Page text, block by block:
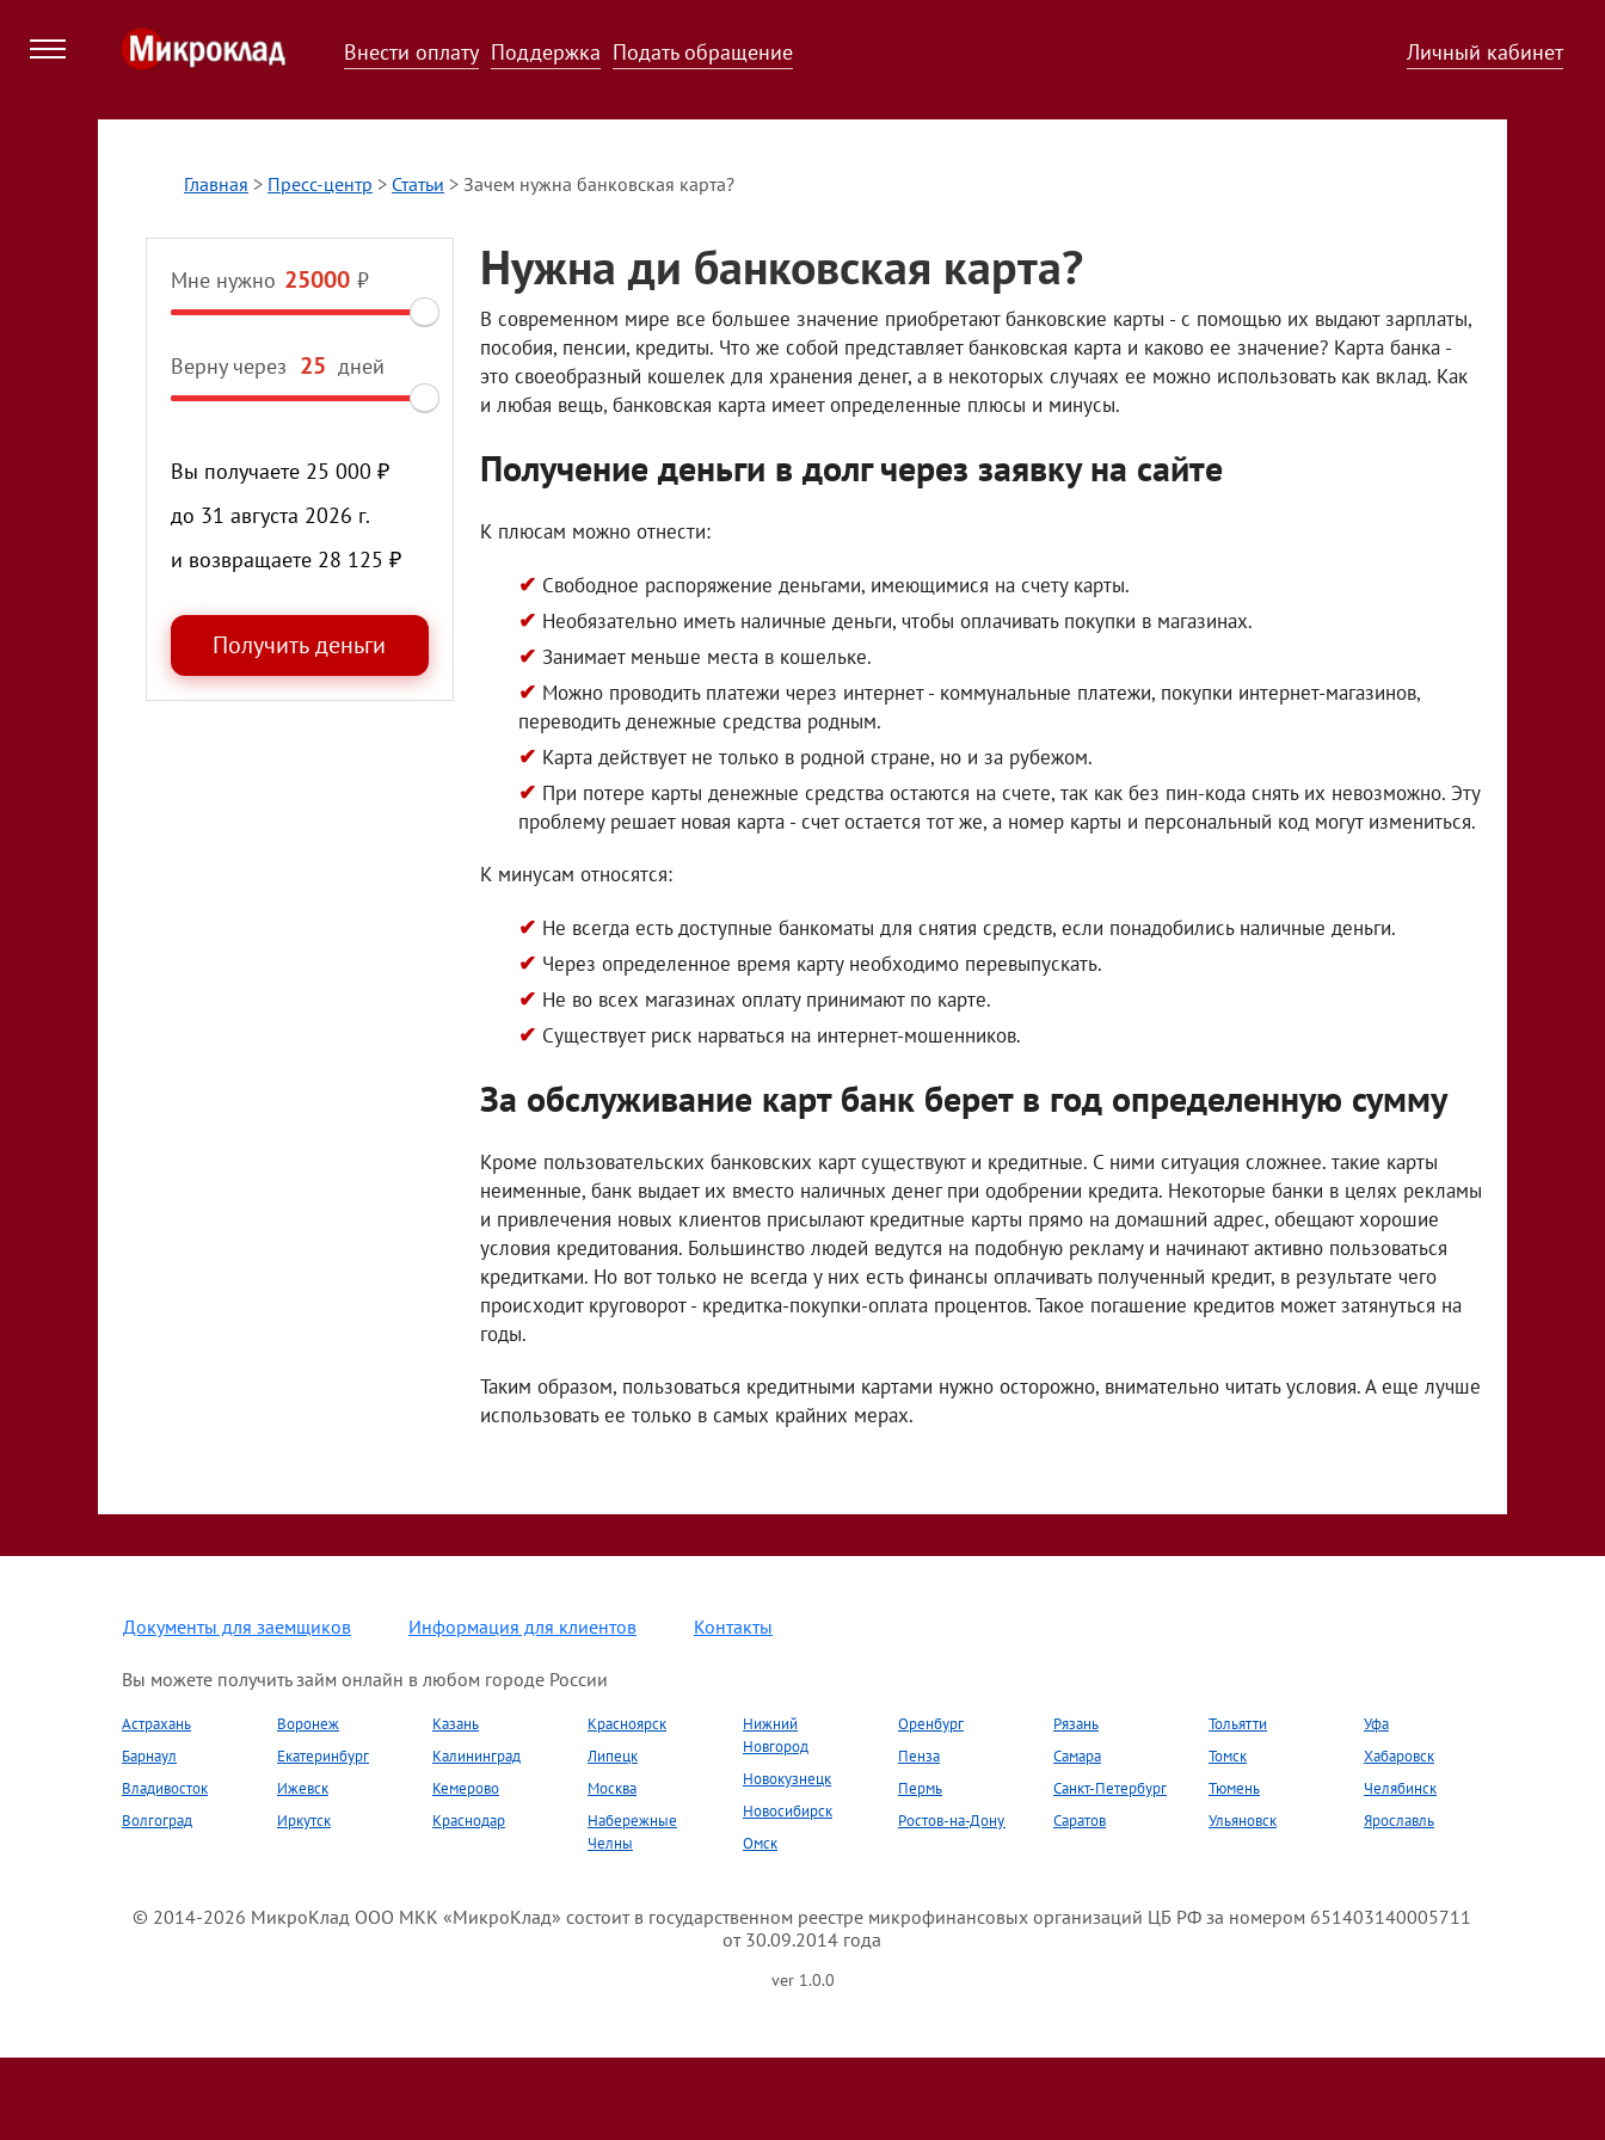
Внести оплату Поддержка Подать обращение Личный кабинет
Главная > Пресс-центр > Статьи > Зачем нужна банковская карта?
Мне нужно ₽
Верну через дней
Вы получаете 25 000 ₽
до 31 августа 2026 г.
и возвращаете 28 125 ₽
Нужна ди банковская карта?
В современном мире все большее значение приобретают банковские карты - с помощью их выдают зарплаты,
пособия, пенсии, кредиты. Что же собой представляет банковская карта и каково ее значение? Карта банка -
это своеобразный кошелек для хранения денег, а в некоторых случаях ее можно использовать как вклад. Как
и любая вещь, банковская карта имеет определенные плюсы и минусы.
Получение деньги в долг через заявку на сайте
К плюсам можно отнести:
Свободное распоряжение деньгами, имеющимися на счету карты.
Необязательно иметь наличные деньги, чтобы оплачивать покупки в магазинах.
Занимает меньше места в кошельке.
Можно проводить платежи через интернет - коммунальные платежи, покупки интернет-магазинов,
переводить денежные средства родным.
Карта действует не только в родной стране, но и за рубежом.
При потере карты денежные средства остаются на счете, так как без пин-кода снять их невозможно. Эту
проблему решает новая карта - счет остается тот же, а номер карты и персональный код могут измениться.
К минусам относятся:
Не всегда есть доступные банкоматы для снятия средств, если понадобились наличные деньги.
Через определенное время карту необходимо перевыпускать.
Не во всех магазинах оплату принимают по карте.
Существует риск нарваться на интернет-мошенников.
За обслуживание карт банк берет в год определенную сумму
Кроме пользовательских банковских карт существуют и кредитные. С ними ситуация сложнее. такие карты
неименные, банк выдает их вместо наличных денег при одобрении кредита. Некоторые банки в целях рекламы
и привлечения новых клиентов присылают кредитные карты прямо на домашний адрес, обещают хорошие
условия кредитования. Большинство людей ведутся на подобную рекламу и начинают активно пользоваться
кредитками. Но вот только не всегда у них есть финансы оплачивать полученный кредит, в результате чего
происходит круговорот - кредитка-покупки-оплата процентов. Такое погашение кредитов может затянуться на
годы.
Таким образом, пользоваться кредитными картами нужно осторожно, внимательно читать условия. А еще лучше
использовать ее только в самых крайних мерах.
Документы для заемщиков Информация для клиентов Контакты
Вы можете получить займ онлайн в любом городе России
Астрахань
Барнаул
Владивосток
Волгоград
Воронеж
Екатеринбург
Ижевск
Иркутск
Казань
Калининград
Кемерово
Краснодар
Красноярск
Липецк
Москва
Набережные
Челны
Нижний
Новгород
Новокузнецк
Новосибирск
Омск
Оренбург
Пенза
Пермь
Ростов-на-Дону
Рязань
Самара
Санкт-Петербург
Саратов
Тольятти
Томск
Тюмень
Ульяновск
Уфа
Хабаровск
Челябинск
Ярославль
© 2014-2026 МикроКлад ООО МКК «МикроКлад» состоит в государственном реестре микрофинансовых организаций ЦБ РФ за номером 651403140005711
от 30.09.2014 года
ver 1.0.0